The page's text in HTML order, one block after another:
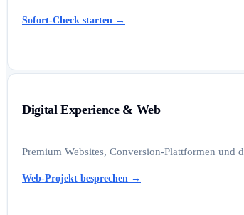
Sofort-Check starten →
Digital Experience & Web
Premium Websites, Conversion-Plattformen und
Web-Projekt besprechen →